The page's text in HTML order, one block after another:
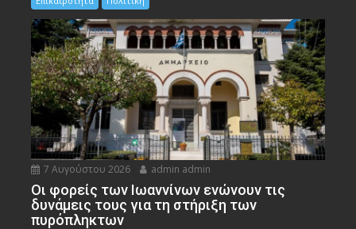
7 Αυγούστου 2026 admin admin
Οι φορείς των Ιωαννίνων ενώνουν τις
δυνάμεις τους για τη στήριξη των
πυρόπληκτων